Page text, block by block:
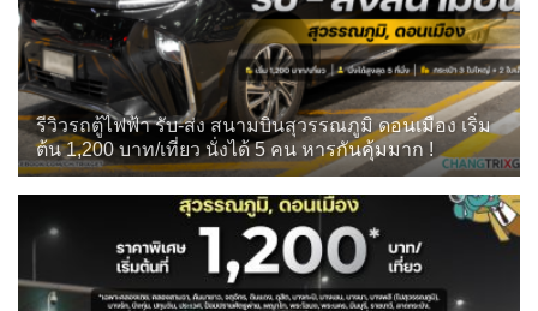
รีวิวรถตู้ไฟฟ้า รับ-ส่ง สนามบินสุวรรณภูมิ ดอนเมือง เริ่ม
ต้น 1,200 บาท/เที่ยว นั่งได้ 5 คน หารกันคุ้มมาก !